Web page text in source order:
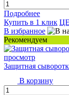
Подробнее
Купить в 1 клик
В избранное
Рекомендуем
просмотр
Защитная
В корзину